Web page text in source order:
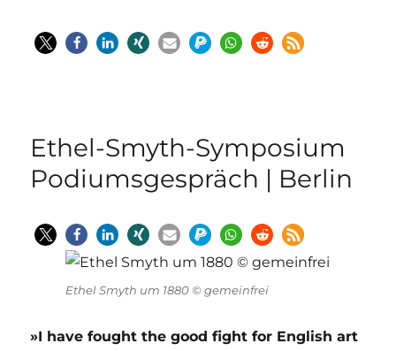
Ethel-Smyth-Symposium
Podiumsgespräch | Berlin
Ethel Smyth um 1880 © gemeinfrei
»I have fought the good fight for English art